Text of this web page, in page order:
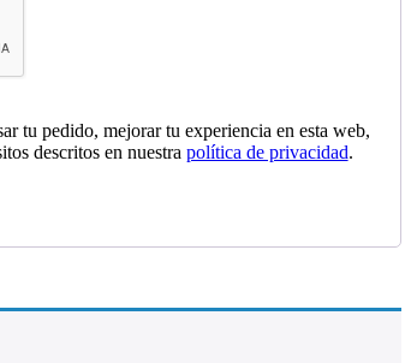
tu pedido, mejorar tu experiencia en esta web,
descritos en nuestra política de privacidad.